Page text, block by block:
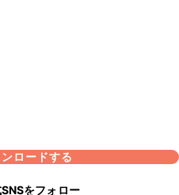
ロードする
をフォロー